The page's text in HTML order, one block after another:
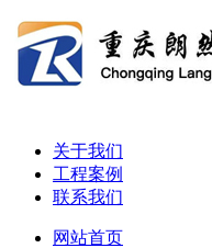
关于我们
工程案例
联系我们
网站首页